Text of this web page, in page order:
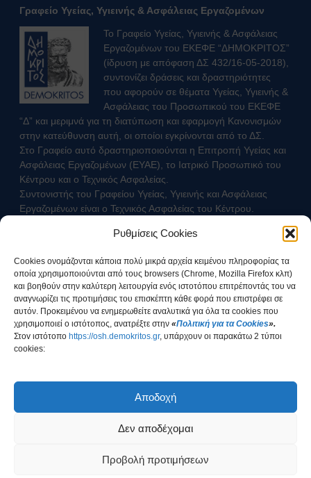
Ρυθμίσεις Cookies
Cookies ονομάζονται κάποια πολύ μικρά αρχεία κειμένου πληροφορίας τα
οποία χρησιμοποιούνται από τους browsers (Chrome, Mozilla Firefox κλπ)
και βοηθούν στην καλύτερη λειτουργία ενός ιστοτόπου επιτρέποντάς του να
αναγνωρίζει τις προτιμήσεις του επισκέπτη κάθε φορά που επιστρέφει σε
αυτόν. Προκειμένου να ενημερωθείτε αναλυτικά για όλα τα cookies που
χρησιμοποιεί ο ιστότοπος, ανατρέξτε στην «Πολιτική για τα Cookies».
Στοv ιστότοπο https://osh.demokritos.gr, υπάρχουν οι παρακάτω 2 τύποι
cookies:
Αποδοχή
Δεν αποδέχομαι
Προβολή προτιμήσεων
& Πυρηνικά Περιστατικά (ΧΒΡΠ)
Βιομηχανικά Ατυχήματα
Δασικές πυρκαγιές
Θυελλώδεις Άνεμοι
Καταιγίδες
Πλημμύρες
Χιονοπτώσεις
Καύσωνας
Σεισμοί
Κατολισθίσεις
Κάπνισμα
Παγκόσμια ημέρα κατά του
Παθητικό κάπνισμα
Ηλεκτρονικά τσιγάρα (ENDS)
Χρήσιμοι Σύνδεσμοι
Τηλέφωνα Ανάγκης
Ωράριο Ιατρού Εργασίας
Επικοινωνία
Γραφείο Υγείας, Υγιεινής & Ασφάλειας Εργαζομένων
Το Γραφείο Υγείας, Υγιεινής & Ασφάλειας
Εργαζομένων του ΕΚΕΦΕ “ΔΗΜΟΚΡΙΤΟΣ”
(ίδρυση με απόφαση ΔΣ 432/16-05-2018),
συντονίζει δράσεις και δραστηριότητες
που αφορούν σε θέματα Υγείας, Υγιεινής &
Ασφάλειας του Προσωπικού του ΕΚΕΦΕ
“Δ” και μεριμνά για τη διατύπωση και εφαρμογή Κανονισμών
στην κατεύθυνση αυτή, οι οποίοι εγκρίνονται από το ΔΣ.
Στο Γραφείο αυτό δραστηριοποιούνται η Επιτροπή Υγείας και
Ασφάλειας Εργαζομένων (ΕΥΑΕ), το Ιατρικό Προσωπικό του
Κέντρου και ο Τεχνικός Ασφαλείας.
Συντονιστής του Γραφείου Υγείας, Υγιεινής και Ασφάλειας
Εργαζομένων είναι ο Τεχνικός Ασφαλείας του Κέντρου.
Επικοινωνήστε με τον Τεχνικό Ασφαλείας
Προσωπικών Δεδομένων
COPYRIGHT © 2026ΕΚΕΦΕ "Δημόκριτος"